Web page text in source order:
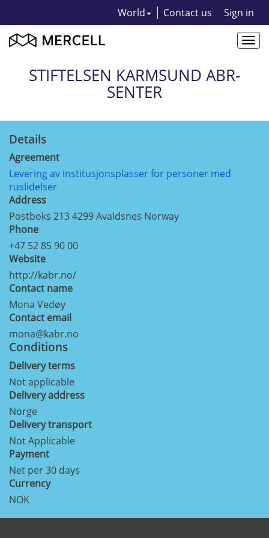
World Contact us Sign in
STIFTELSEN KARMSUND ABR-
SENTER
Details
Agreement
Levering av institusjonsplasser for personer med
ruslidelser
Address
Postboks 213 4299 Avaldsnes Norway
Phone
+47 52 85 90 00
Website
http://kabr.no/
Contact name
Mona Vedøy
Contact email
mona@kabr.no
Conditions
Delivery terms
Not applicable
Delivery address
Norge
Delivery transport
Not Applicable
Payment
Net per 30 days
Currency
NOK